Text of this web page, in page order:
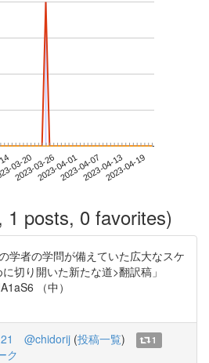
03-20
2023-03-262023-04-012023-04-072023-04-132023-04-19
1 posts, 0 favorites)
学者の学問が備えていた広大なスケ
切り開いた新たな道>翻訳稿」
（中）
@chidorij (投稿一覧) 1
ク